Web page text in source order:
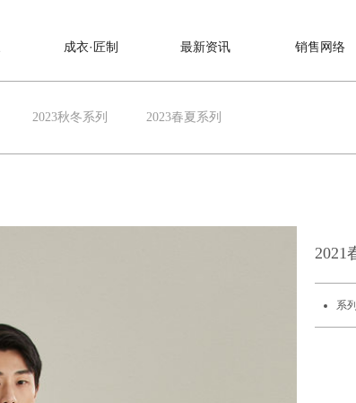
成衣·匠制 最新资讯 销售网络
2023秋冬系列 2023春夏系列
2021
系